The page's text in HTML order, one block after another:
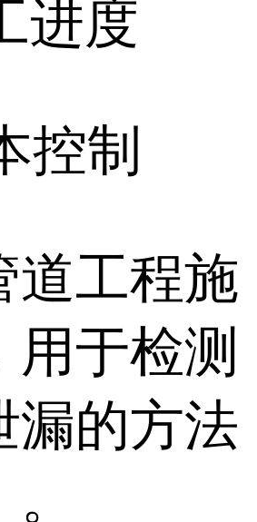
进度
控制
道工程施
用于检测
漏的方法